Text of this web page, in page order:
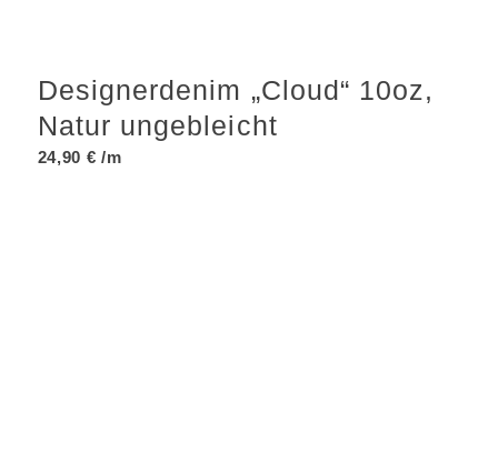
Designerdenim „Cloud“ 10oz,
Natur ungebleicht
24,90 € /m